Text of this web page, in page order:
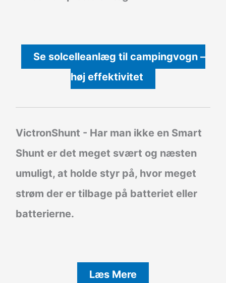
Se solcelleanlæg til campingvogn –
høj effektivitet
VictronShunt - Har man ikke en Smart
Shunt er det meget svært og næsten
umuligt, at holde styr på, hvor meget
strøm der er tilbage på batteriet eller
batterierne.
Læs Mere